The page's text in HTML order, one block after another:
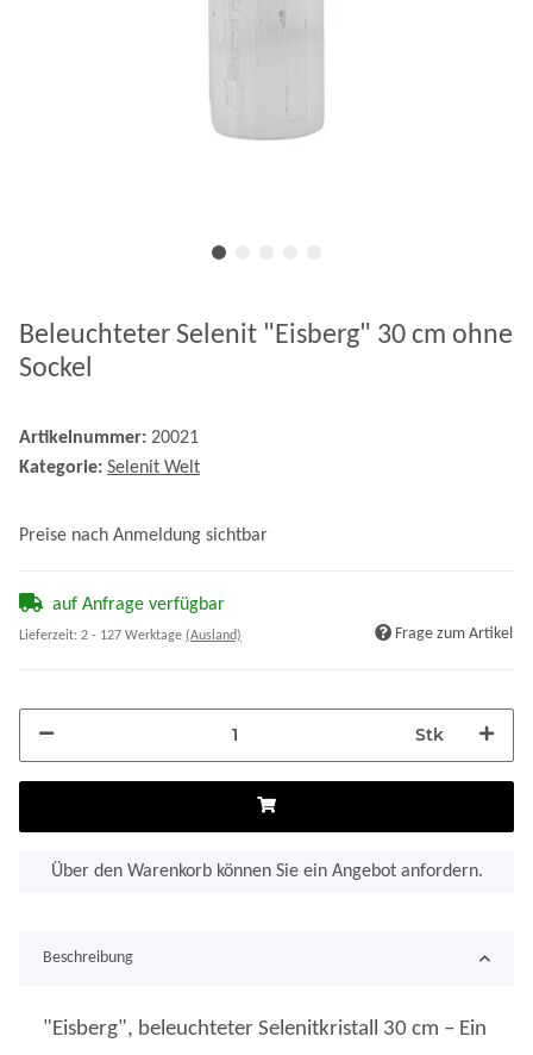
Beleuchteter Selenit "Eisberg" 30 cm ohne
Sockel
Artikelnummer: 20021
Kategorie: Selenit Welt
Preise nach Anmeldung sichtbar
auf Anfrage verfügbar
Lieferzeit: 2 - 127 Werktage (Ausland) Frage zum Artikel
Stk
Über den Warenkorb können Sie ein Angebot anfordern.
Beschreibung
"Eisberg", beleuchteter Selenitkristall 30 cm – Ein